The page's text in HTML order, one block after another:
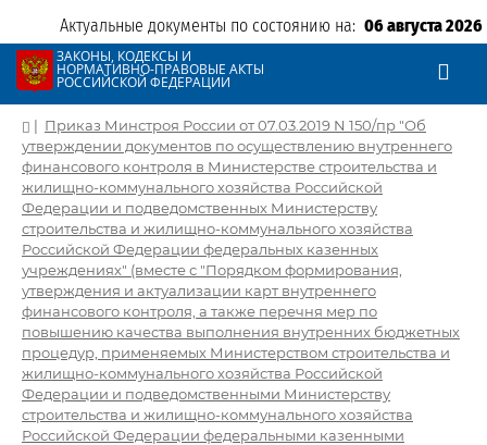
Актуальные документы по состоянию на: 06 августа 2026
ЗАКОНЫ, КОДЕКСЫ И
НОРМАТИВНО-ПРАВОВЫЕ АКТЫ
РОССИЙСКОЙ ФЕДЕРАЦИИ
| Приказ Минстроя России от 07.03.2019 N 150/пр "Об
утверждении документов по осуществлению внутреннего
финансового контроля в Министерстве строительства и
жилищно-коммунального хозяйства Российской
Федерации и подведомственных Министерству
строительства и жилищно-коммунального хозяйства
Российской Федерации федеральных казенных
учреждениях" (вместе с "Порядком формирования,
утверждения и актуализации карт внутреннего
финансового контроля, а также перечня мер по
повышению качества выполнения внутренних бюджетных
процедур, применяемых Министерством строительства и
жилищно-коммунального хозяйства Российской
Федерации и подведомственными Министерству
строительства и жилищно-коммунального хозяйства
Российской Федерации федеральными казенными